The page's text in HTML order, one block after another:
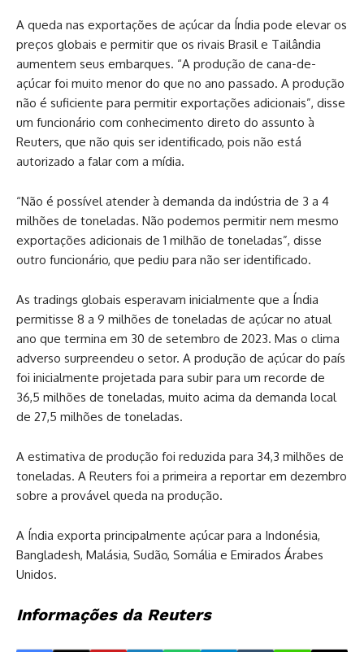
A queda nas exportações de açúcar da Índia pode elevar os
preços globais e permitir que os rivais Brasil e Tailândia
aumentem seus embarques. “A produção de cana-de-
açúcar foi muito menor do que no ano passado. A produção
não é suficiente para permitir exportações adicionais”, disse
um funcionário com conhecimento direto do assunto à
Reuters, que não quis ser identificado, pois não está
autorizado a falar com a mídia.
“Não é possível atender à demanda da indústria de 3 a 4
milhões de toneladas. Não podemos permitir nem mesmo
exportações adicionais de 1 milhão de toneladas”, disse
outro funcionário, que pediu para não ser identificado.
As tradings globais esperavam inicialmente que a Índia
permitisse 8 a 9 milhões de toneladas de açúcar no atual
ano que termina em 30 de setembro de 2023. Mas o clima
adverso surpreendeu o setor. A produção de açúcar do país
foi inicialmente projetada para subir para um recorde de
36,5 milhões de toneladas, muito acima da demanda local
de 27,5 milhões de toneladas.
A estimativa de produção foi reduzida para 34,3 milhões de
toneladas. A Reuters foi a primeira a reportar em dezembro
sobre a provável queda na produção.
A Índia exporta principalmente açúcar para a Indonésia,
Bangladesh, Malásia, Sudão, Somália e Emirados Árabes
Unidos.
Informações da Reuters